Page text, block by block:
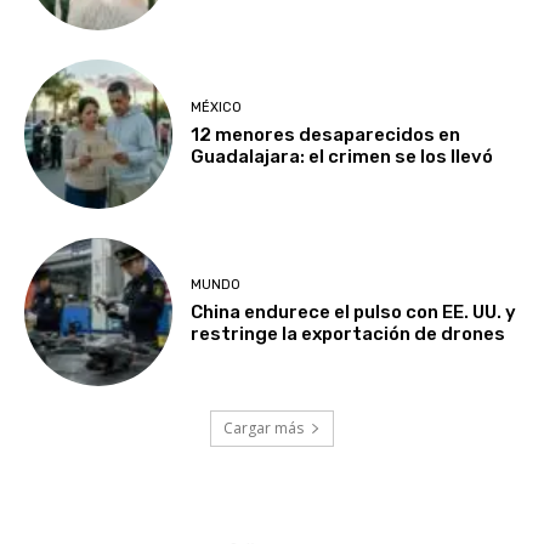
MÉXICO
12 menores desaparecidos en
Guadalajara: el crimen se los llevó
MUNDO
China endurece el pulso con EE. UU. y
restringe la exportación de drones
Cargar más